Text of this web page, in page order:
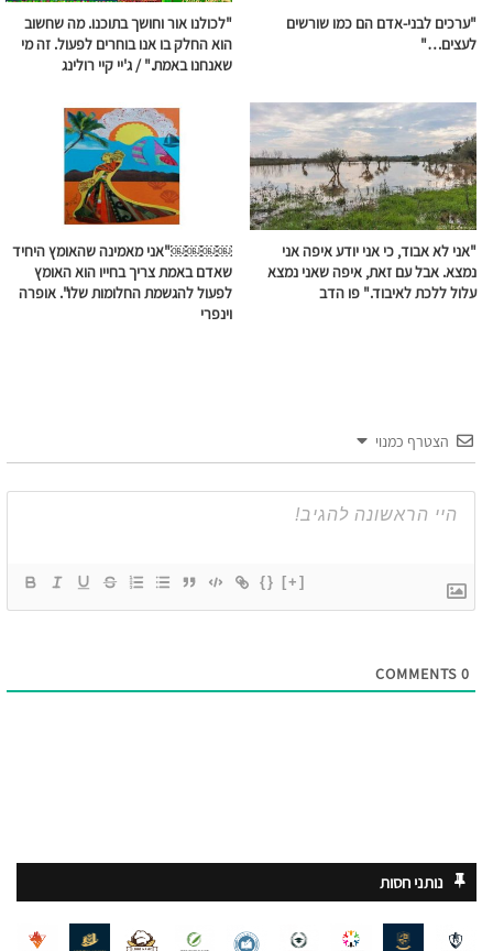
"ערכים לבני-אדם הם כמו שורשים
לעצים…"
"לכולנו אור וחושך בתוכנו. מה שחשוב
הוא החלק בו אנו בוחרים לפעול. זה מי
שאנחנו באמת." / ג'יי קיי רולינג
"אני לא אבוד, כי אני יודע איפה אני
נמצא. אבל עם זאת, איפה שאני נמצא
עלול ללכת לאיבוד." פו הדב
￼￼￼￼"אני מאמינה שהאומץ היחיד
שאדם באמת צריך בחייו הוא האומץ
לפעול להגשמת החלומות שלו". אופרה
וינפרי
הצטרף כמנוי
{} [+]
0
נותני חסות